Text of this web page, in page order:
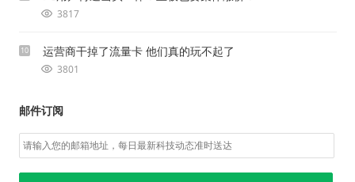
3817
10 运营商干掉了流量卡 他们真的玩不起了
3801
邮件订阅